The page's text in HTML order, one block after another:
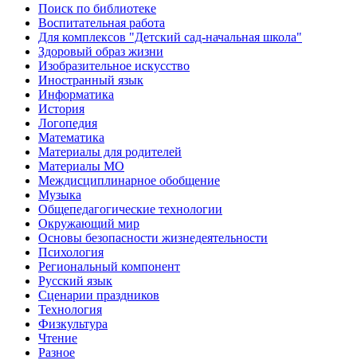
Поиск по библиотеке
Воспитательная работа
Для комплексов "Детский сад-начальная школа"
Здоровый образ жизни
Изобразительное искусство
Иностранный язык
Информатика
История
Логопедия
Математика
Материалы для родителей
Материалы МО
Междисциплинарное обобщение
Музыка
Общепедагогические технологии
Окружающий мир
Основы безопасности жизнедеятельности
Психология
Региональный компонент
Русский язык
Сценарии праздников
Технология
Физкультура
Чтение
Разное